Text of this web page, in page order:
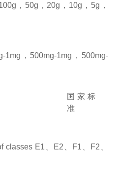
，50g，20g，10g，5g，
1mg，500mg-1mg，500mg-
国家标
准
classes E1、E2、F1、F2、